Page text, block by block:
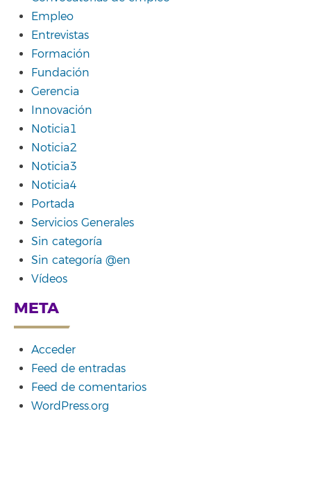
Empleo
Entrevistas
Formación
Fundación
Gerencia
Innovación
Noticia1
Noticia2
Noticia3
Noticia4
Portada
Servicios Generales
Sin categoría
Sin categoría @en
Vídeos
META
Acceder
Feed de entradas
Feed de comentarios
WordPress.org